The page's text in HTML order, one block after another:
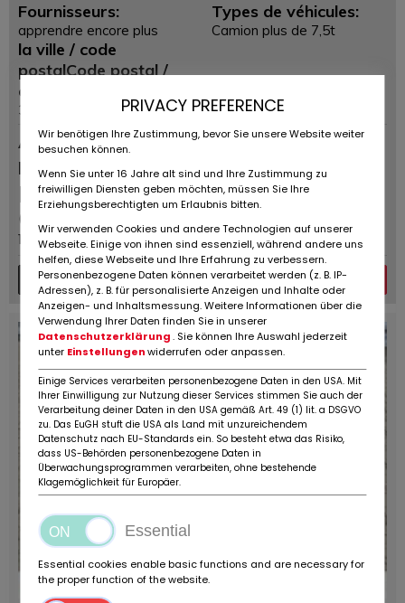
Fournisseurs:
apprendre encore plus
la ville / code
postalCode postal /
emplacement:
37120 Bovenden
Types de véhicules:
Camion plus de 7,5t
Annonce
permanente
EUR2.000,-net
(Prix ​​brut: EUR
19%e de TVA)
Plus de détails Message
PRIVACY PREFERENCE
Wir benötigen Ihre Zustimmung, bevor Sie unsere Website weiter
besuchen können.
Wenn Sie unter 16 Jahre alt sind und Ihre Zustimmung zu
freiwilligen Diensten geben möchten, müssen Sie Ihre
Erziehungsberechtigten um Erlaubnis bitten.
Wir verwenden Cookies und andere Technologien auf unserer
Webseite. Einige von ihnen sind essenziell, während andere uns
helfen, diese Webseite und Ihre Erfahrung zu verbessern.
Personenbezogene Daten können verarbeitet werden (z. B. IP-
Adressen), z. B. für personalisierte Anzeigen und Inhalte oder
Anzeigen- und Inhaltsmessung. Weitere Informationen über die
Verwendung Ihrer Daten finden Sie in unserer
Datenschutzerklärung. Sie können Ihre Auswahl jederzeit
unter Einstellungenwiderrufen oder anpassen.
Einige Services verarbeiten personenbezogene Daten in den USA. Mit
Ihrer Einwilligung zur Nutzung dieser Services stimmen Sie auch der
Verarbeitung deiner Daten in den USA gemäß Art. 49 (1) lit. a DSGVO
zu. Das EuGH stuft die USA als Land mit unzureichendem
Datenschutz nach EU-Standards ein. So besteht etwa das Risiko,
dass US-Behörden personenbezogene Daten in
Überwachungsprogrammen verarbeiten, ohne bestehende
Klagemöglichkeit für Europäer.
Essential
Essential cookies enable basic functions and are necessary for
the proper function of the website.